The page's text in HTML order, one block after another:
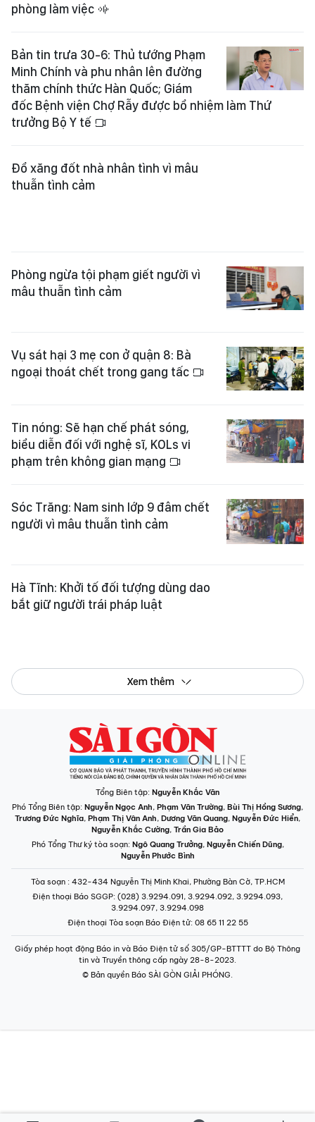
phòng làm việc
Bản tin trưa 30-6: Thủ tướng Phạm
Minh Chính và phu nhân lên đường
thăm chính thức Hàn Quốc; Giám
đốc Bệnh viện Chợ Rẫy được bổ nhiệm làm Thứ
trưởng Bộ Y tế
Đổ xăng đốt nhà nhân tình vì mâu
thuẫn tình cảm
Phòng ngừa tội phạm giết người vì
mâu thuẫn tình cảm
Vụ sát hại 3 mẹ con ở quận 8: Bà
ngoại thoát chết trong gang tấc
Tin nóng: Sẽ hạn chế phát sóng,
biểu diễn đối với nghệ sĩ, KOLs vi
phạm trên không gian mạng
Sóc Trăng: Nam sinh lớp 9 đâm chết
người vì mâu thuẫn tình cảm
Hà Tĩnh: Khởi tố đối tượng dùng dao
bắt giữ người trái pháp luật
Xem thêm
Tổng Biên tập: Nguyễn Khắc Văn
Phó Tổng Biên tập: Nguyễn Ngọc Anh, Phạm Văn Trường, Bùi Thị Hồng Sương,
Trương Đức Nghĩa, Phạm Thị Vân Anh, Dương Văn Quang, Nguyễn Đức Hiển,
Nguyễn Khắc Cường, Trần Gia Bảo
Phó Tổng Thư ký tòa soạn: Ngô Quang Trưởng, Nguyễn Chiến Dũng,
Nguyễn Phước Bình
Tòa soạn : 432-434 Nguyễn Thị Minh Khai, Phường Bàn Cờ, TP.HCM
Điện thoại Báo SGGP: (028) 3.9294.091, 3.9294.092, 3.9294.093,
3.9294.097, 3.9294.098
Điện thoại Tòa soạn Báo Điện tử: 08 65 11 22 55
Giấy phép hoạt động Báo in và Báo Điện tử số 305/GP-BTTTT do Bộ Thông
tin và Truyền thông cấp ngày 28-8-2023.
© Bản quyền Báo SÀI GÒN GIẢI PHÓNG.